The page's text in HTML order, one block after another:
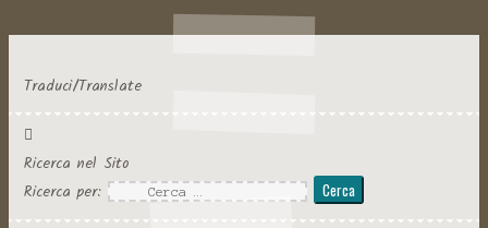
Traduci/Translate
Ricerca nel Sito
Ricerca per: